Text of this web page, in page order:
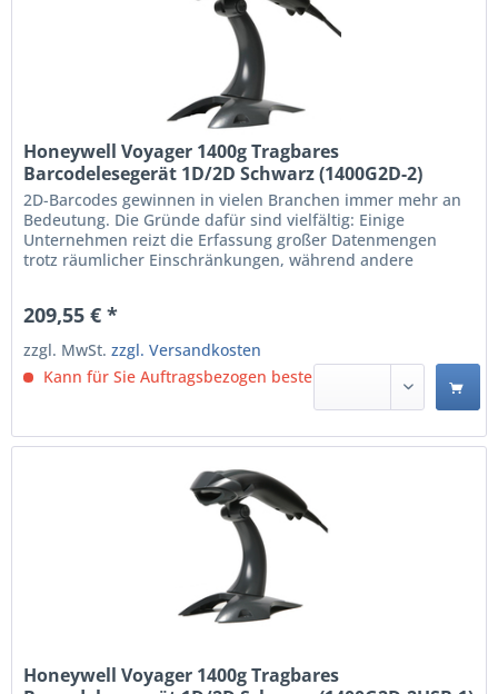
Honeywell Voyager 1400g Tragbares
Barcodelesegerät 1D/2D Schwarz (1400G2D-2)
2D-Barcodes gewinnen in vielen Branchen immer mehr an
Bedeutung. Die Gründe dafür sind vielfältig: Einige
Unternehmen reizt die Erfassung großer Datenmengen
trotz räumlicher Einschränkungen, während andere
gezwungen sind. Und viele Unternehmen möchten
aufkommende Trends nutzen, die jetzt...
209,55 € *
zzgl. MwSt.zzgl. Versandkosten
Kann für Sie Auftragsbezogen bestellt werden.
Honeywell Voyager 1400g Tragbares